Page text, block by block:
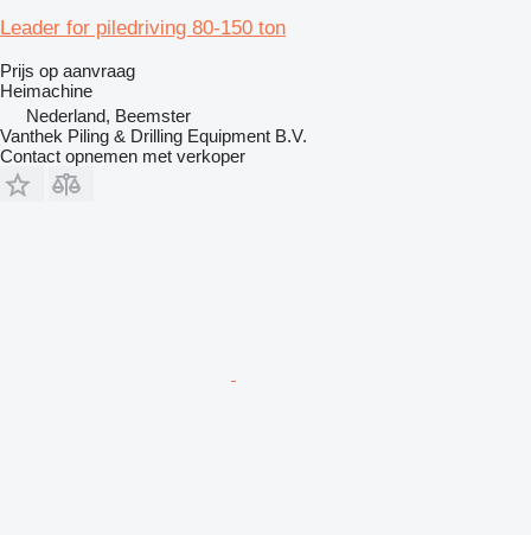
Leader for piledriving 80-150 ton
Prijs op aanvraag
Heimachine
Nederland, Beemster
Vanthek Piling & Drilling Equipment B.V.
Contact opnemen met verkoper